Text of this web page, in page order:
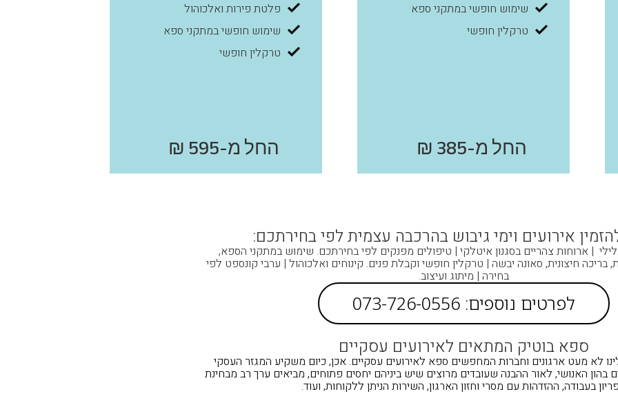
החל מ-385 ₪
שימוש חופשי במתקני ספא
טרקלין חופשי
פלטת פירות ואלכוהול
שימוש חופשי במתקני ספא
טרקלין חופשי
החל מ-595 ₪
אירועים וימי גיבוש בהרכבה עצמית לפי בחירתכם:
| ארוחות צהריים בסגנון איטלקי | טיפולים מפנקים לפי בחירתכם. שימוש במתקני הספא,
בריכה חיצונית, סאונה יבשה | טרקלין חופשי וקבלת פנים. קינוחים ואלכוהול | ערבי קונספט לפי
בחירה | מיתוג ועיצוב.
לפרטים נוספים: 073-726-0556
ספא בוטיק המתאים לאירועים עסקיים
לא מעט ארגונים וחברות המחפשים ספא לאירועים עסקיים. אכן, כיום משקיע המגזר העסקי
האנושי, לאור ההבנה שעובדים מרוצים שיש ביניהם יחסים פתוחים, מביאים ערך רב מבחינת
בעבודה, ההזדהות עם מסרי וחזון הארגון, השירות הניתן ללקוחות, ועוד.